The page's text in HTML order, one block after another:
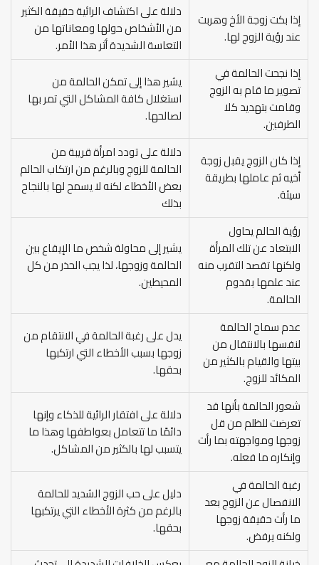
إذا بكت زوجة الأخ وهربت
عند رؤية الزوج لها.
دلالة على اكتشاف الرائية حقيقة الكثير
من الأشخاص حولها ومعاناتها من
التعاسة الشديدة أثر هذا الأمر.
إذا نجحت الحالمة في
تصوير ما قام به الزوج
وقامت بتهديد كلا
الطرفين.
يشير هذا إلى تمكن الحالمة من
استغلال كافة المشاكل التي تمر بها
لصالحها.
إذا كان الزوج يقبل زوجة
أخيه ثم عاملها بطريقة
سيئة.
دلالة على تودد امرأة قريبة من
الحالمة للزوج وبالرغم من ارتكاب الحالم
بعض الأخطاء لكنه لا يسمح لها بالنجاح
بذلك
رؤية الحالم يحاول
الابتعاد عن تلك المرأة
ولكنها تقصد التقرب منه
عند علمها بقدوم
الحالمة.
يشير إلى محاولة شخص ما الإيقاع بين
الحالمة وزوجها، لذا يجب الحذر من كل
المحيطين.
عدم سماح الحالمة
لنفسها بالانتقال من
بيتها والقيام بالكثير من
المكائد للزوج.
يدل على رغبة الحالمة في الانتقام من
زوجها بسبب الأخطاء التي ارتكبها
بحقها.
شعور الحالمة بأنها قد
تعرضت للظلم من قل
زوجها ومواجهته بما رأت
وإنكاره ما فعله.
دلالة على افتقار الرائية للذكاء وإنها
دائمًا ما تتعامل بعواطفها وهذا ما
يتسبب لها بالكثير من المشاكل.
رغبة الحالمة في
الانفصال عن الزوج بعد
ما رأت حقيقة زوجها
ولكنه يرفض.
دليل على حب الزوج الشديد للحالمة
بالرغم من كثرة الأخطاء التي يرتكبها
بحقها.